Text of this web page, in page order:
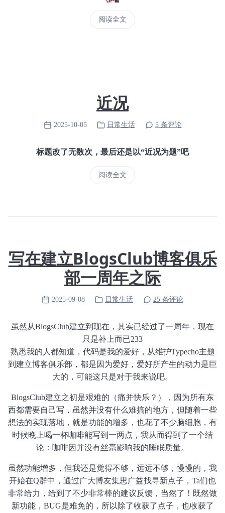
阅读全文
近况
2025-10-05 日常生活 5 条评论
标题改了无数次，最后还是以“近况为题”吧
阅读全文
写在建立BlogsClub博客俱乐
部一周年之际
2025-09-08 日常生活 25 条评论
虽然从BlogsClub建立到现在，其实已经过了一周年，现在
只是补上而已233
熟悉我的人都知道，代码是我的爱好，从维护Typecho主题
到建立博客俱乐部，都是因为爱好，爱好所产生的动力是巨
大的，可能这只是对于我来说吧。
BlogsClub建立之初是艰难的（痛并快乐？），因为所有东
西都需要自己写，虽然并没有什么难搞的地方，但随着一些
想法的实现落地，就是功能的增多，也花了不少脑细胞，有
时候晚上喝一杯咖啡能写到一两点，我从而得到了一个结
论：咖啡因并没有丝毫影响我的睡眠质量。
虽然功能增多，但我还是觉得不够，远远不够，慢慢的，我
开始在Q群中，通过广大博友集思广益找寻新点子，Ta们也
非常给力，给到了不少非常棒的建议反馈，当然了！既然做
新功能，BUG是难免的，所以除了收获了点子，也收获了